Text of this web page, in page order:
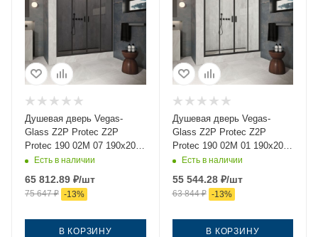
Душевая дверь Vegas-
Glass Z2P Protec Z2P
Protec 190 02М 07 190х200
стекло тонированное
Есть в наличии
65 812.89 ₽/шт
75 647₽ -13%
В КОРЗИНУ
Душевая дверь Vegas-
Glass Z2P Protec Z2P
Protec 190 02М 01 190х200
стекло прозрачное
Есть в наличии
55 544.28₽/шт
63 844₽ -13%
В КОРЗИНУ